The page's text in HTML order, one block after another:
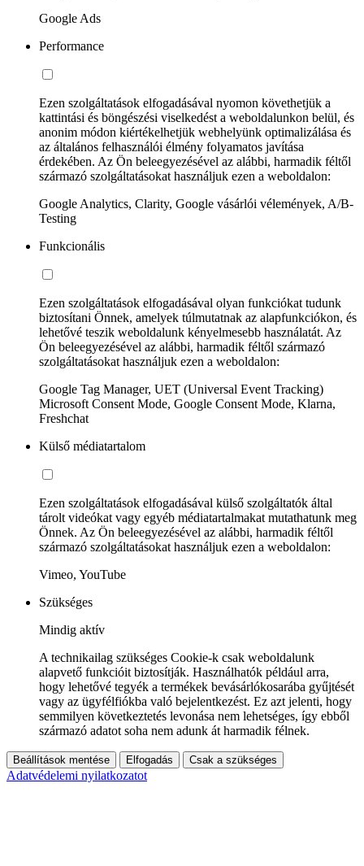
Google Ads
Performance
Ezen szolgáltatások elfogadásával nyomon követhetjük a
kattintási és böngészési viselkedést a weboldalunkon belül, és
anonim módon kiértékelhetjük webhelyünk optimalizálása és
az általános felhasználói élmény folyamatos javítása
érdekében. Az Ön beleegyezésével az alábbi, harmadik féltől
származó szolgáltatásokat használjuk ezen a weboldalon:
Google Analytics, Clarity, Google vásárlói vélemények, A/B-
Testing
Funkcionális
Ezen szolgáltatások elfogadásával olyan funkciókat tudunk
biztosítani Önnek, amelyek túlmutatnak az alapfunkciókon, és
lehetővé teszik weboldalunk kényelmesebb használatát. Az
Ön beleegyezésével az alábbi, harmadik féltől származó
szolgáltatásokat használjuk ezen a weboldalon:
Google Tag Manager, UET (Universal Event Tracking)
Microsoft Consent Mode, Google Consent Mode, Klarna,
Freshchat
Külső médiatartalom
Ezen szolgáltatások elfogadásával külső szolgáltatók által
tárolt videókat vagy egyéb médiatartalmakat mutathatunk meg
Önnek. Az Ön beleegyezésével az alábbi, harmadik féltől
származó szolgáltatásokat használjuk ezen a weboldalon:
Vimeo, YouTube
Szükséges
Mindig aktív
A technikailag szükséges Cookie-k csak weboldalunk
alapvető funkcióit biztosítják. Használhatók például arra,
hogy lehetővé tegyék a termékek bevásárlókosarába gyűjtését
vagy az ügyfélfiókba való bejelentkezést. Ez azt jelenti, hogy
semmilyen következtetés levonása nem lehetséges, így ebből
származó adatot soha nem adunk át harmadik félnek.
Beállítások mentése Elfogadás Csak a szükséges
Adatvédelemi nyilatkozatot